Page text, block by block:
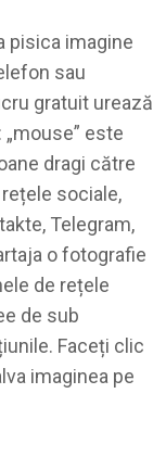
pisica imagine
sau
gratuit urează
este
dragi către
sociale,
Telegram,
o fotografie
de rețele
de sub
Faceți clic
imaginea pe